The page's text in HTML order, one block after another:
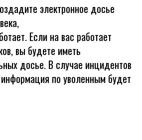
электронное досье
Если на вас работает
вы будете иметь
досье. В случае инцидентов
по уволенным будет